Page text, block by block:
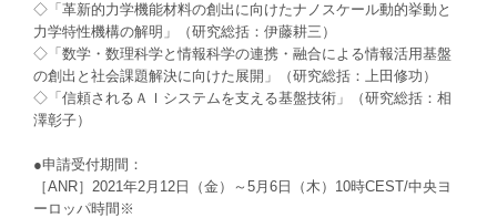
◇「革新的力学機能材料の創出に向けたナノスケール動的挙動と
力学特性機構の解明」（研究総括：伊藤耕三）
◇「数学・数理科学と情報科学の連携・融合による情報活用基盤
の創出と社会課題解決に向けた展開」（研究総括：上田修功）
◇「信頼されるＡＩシステムを支える基盤技術」（研究総括：相
澤彰子）
●申請受付期間：
［ANR］2021年2月12日（金）～5月6日（木）10時CEST/中央ヨ
ーロッパ時間※